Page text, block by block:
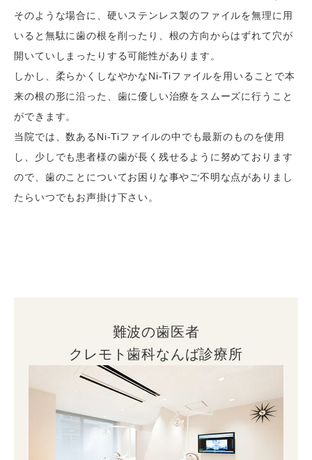
そのような場合に、硬いステンレス製のファイルを無理に用
いると無駄に歯の根を削ったり、根の方向からはずれて穴が
開いていしまったりする可能性があります。
しかし、柔らかくしなやかなNi-Tiファイルを用いることで本
来の根の形に沿った、歯に優しい治療をスムーズに行うこと
ができます。
当院では、数あるNi-Tiファイルの中でも最新のものを使用
し、少しでも患者様の歯が長く残せるように努めております
ので、歯のことについてお困りな事やご不明な点がありまし
たらいつでもお声掛け下さい。
難波の歯医者
クレモト歯科なんば診療所